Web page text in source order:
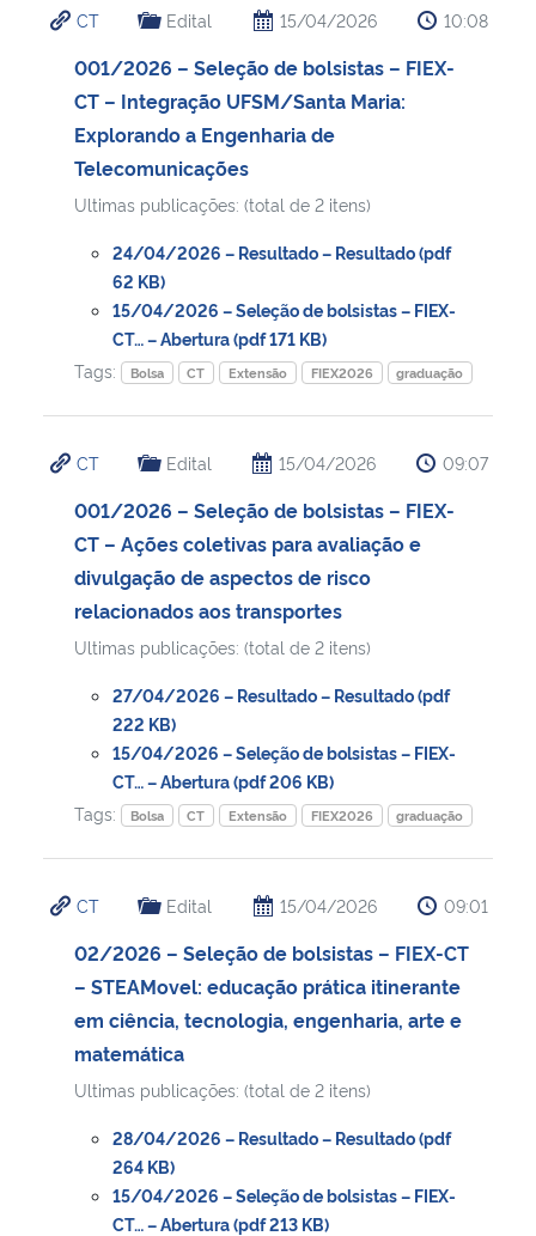
Ministério da Cidadania
Ministério de Minas e Energia
Ministério da Ciência, Tecnologia, Inovações e Comunicações
Ministério do Meio Ambiente
Ministério do Turismo
Controladoria-Geral da União
Ministério da Mulher, da Família e dos Direitos Humanos
Secretaria-Geral
Secretaria de Governo
Gabinete de Segurança Institucional
Advocacia-Geral da União
Planalto
CT Edital 15/04/2026 10:08
001/2026 – Seleção de bolsistas – FIEX-
CT – Integração UFSM/Santa Maria:
Explorando a Engenharia de
Telecomunicações
Ultimas publicações: (total de 2 itens)
24/04/2026 – Resultado – Resultado (pdf
62 KB)
15/04/2026 – Seleção de bolsistas – FIEX-
CT… – Abertura (pdf 171 KB)
Tags:
Bolsa CT Extensão FIEX2026 graduação
CT Edital 15/04/2026 09:07
001/2026 – Seleção de bolsistas – FIEX-
CT – Ações coletivas para avaliação e
divulgação de aspectos de risco
relacionados aos transportes
Ultimas publicações: (total de 2 itens)
27/04/2026 – Resultado – Resultado (pdf
222 KB)
15/04/2026 – Seleção de bolsistas – FIEX-
CT… – Abertura (pdf 206 KB)
Tags:
Bolsa CT Extensão FIEX2026 graduação
CT Edital 15/04/2026 09:01
02/2026 – Seleção de bolsistas – FIEX-CT
– STEAMovel: educação prática itinerante
em ciência, tecnologia, engenharia, arte e
matemática
Ultimas publicações: (total de 2 itens)
28/04/2026 – Resultado – Resultado (pdf
264 KB)
15/04/2026 – Seleção de bolsistas – FIEX-
CT… – Abertura (pdf 213 KB)